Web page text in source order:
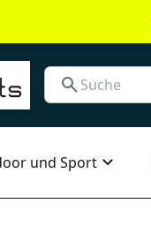
und Sport